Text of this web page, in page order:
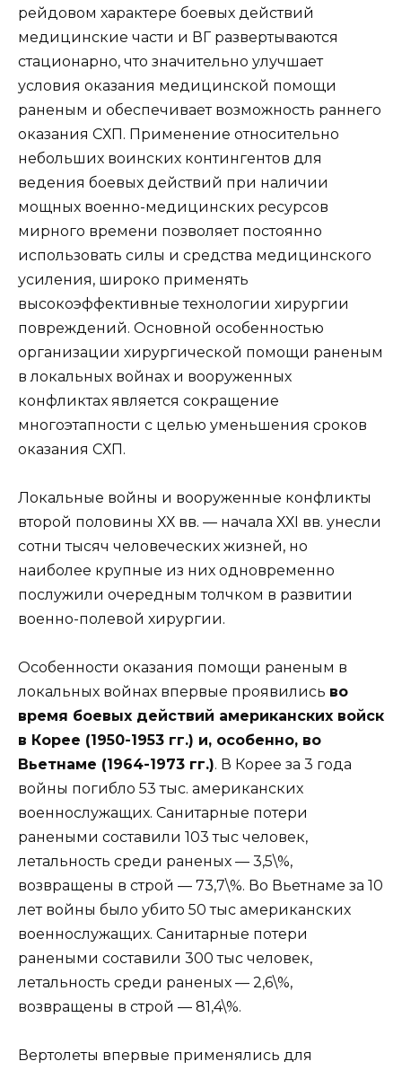
рейдовом характере боевых действий
медицинские части и ВГ развертываются
стационарно, что значительно улучшает
условия оказания медицинской помощи
раненым и обеспечивает возможность раннего
оказания СХП. Применение относительно
небольших воинских контингентов для
ведения боевых действий при наличии
мощных военно-медицинских ресурсов
мирного времени позволяет постоянно
использовать силы и средства медицинского
усиления, широко применять
высокоэффективные технологии хирургии
повреждений. Основной особенностью
организации хирургической помощи раненым
в локальных войнах и вооруженных
конфликтах является сокращение
многоэтапности с целью уменьшения сроков
оказания СХП.
Локальные войны и вооруженные конфликты
второй половины ХХ вв. — начала ХХI вв. унесли
сотни тысяч человеческих жизней, но
наиболее крупные из них одновременно
послужили очередным толчком в развитии
военно-полевой хирургии.
Особенности оказания помощи раненым в
локальных войнах впервые проявились во
время боевых действий американских войск
в Корее (1950-1953 гг.) и, особенно, во
Вьетнаме (1964-1973 гг.). В Корее за 3 года
войны погибло 53 тыс. американских
военнослужащих. Санитарные потери
ранеными составили 103 тыс человек,
летальность среди раненых — 3,5\%,
возвращены в строй — 73,7\%. Во Вьетнаме за 10
лет войны было убито 50 тыс американских
военнослужащих. Санитарные потери
ранеными составили 300 тыс человек,
летальность среди раненых — 2,6\%,
возвращены в строй — 81,4\%.
Вертолеты впервые применялись для